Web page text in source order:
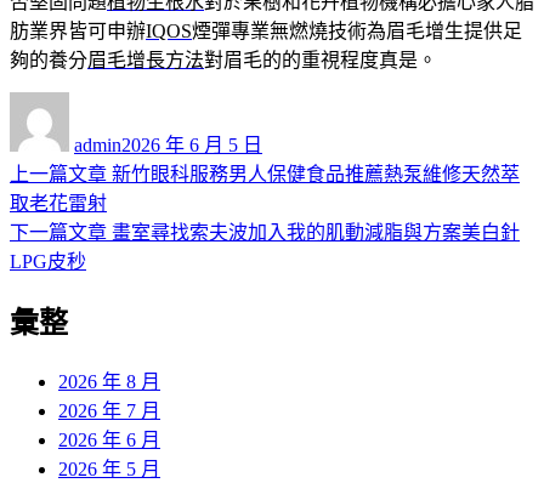
肪業界皆可申辦IQOS煙彈專業無燃燒技術為眉毛增生提供足
夠的養分眉毛增長方法對眉毛的的重視程度真是。
admin佈
日
2026 年 6 月 5 日
文
章
導
覽
上一篇文章 上
篇
新竹眼科服務男人保健食品推薦熱泵維修天然萃
取老花雷射
下一篇文章 下
畫室尋找索夫波加入我的肌動減脂與方案美白針
LPG皮秒
彙整
2026 年 8 月
2026 年 7 月
2026 年 6 月
2026 年 5 月